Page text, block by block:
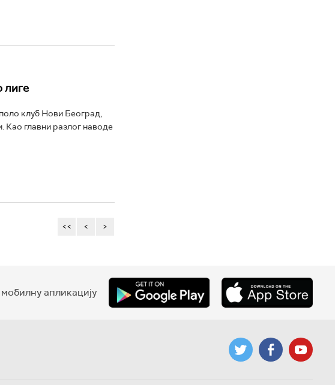
лиге
клуб Нови Београд,
Као главни разлог наводе
<< < >
апликацију